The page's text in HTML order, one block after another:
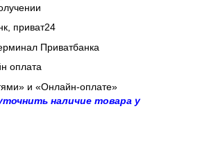
приват24
Приватбанка
оплата
и «Онлайн-оплате»
наличие товара у